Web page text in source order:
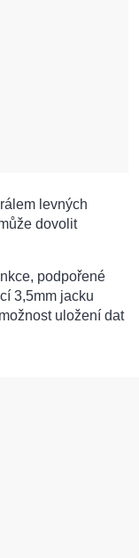
levných
dovolit
podpořené
3,5mm jacku
uložení dat